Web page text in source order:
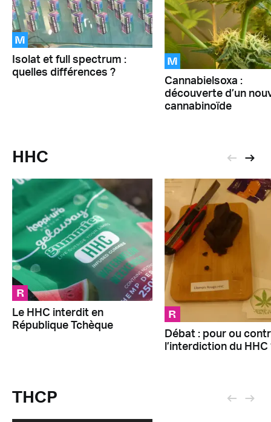
M
Isolat et full spectrum :
quelles différences ?
M
Cannabielsoxa :
découverte d’un
cannabinoïde
HHC
R
Le HHC interdit en
République Tchèque
R
Débat : pour ou
l’interdiction du HHC
THCP